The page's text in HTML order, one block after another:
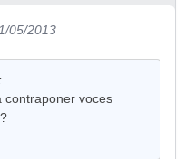
05/2013
contraponer voces